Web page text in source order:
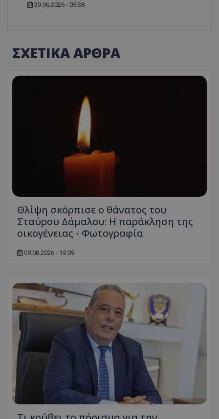
29.06.2026 - 09:38
ΣΧΕΤΙΚΑ ΑΡΘΡΑ
Θλίψη σκόρπισε ο θάνατος του
Σταύρου Δάμαλου: Η παράκληση της
οικογένειας - Φωτογραφία
09.08.2026 - 15:09